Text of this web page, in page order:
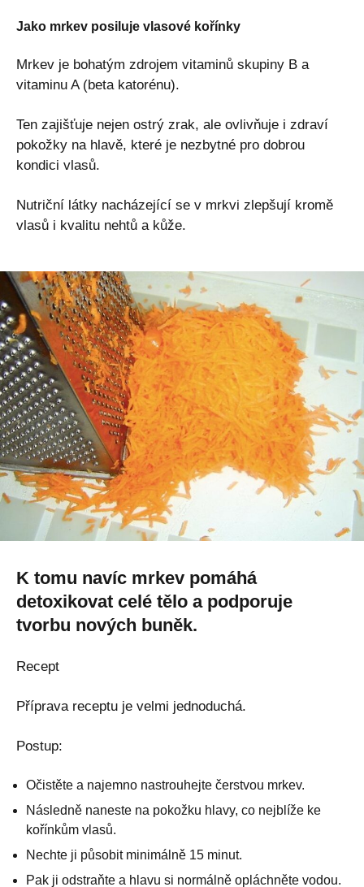
Jako mrkev posiluje vlasové kořínky
Mrkev je bohatým zdrojem vitaminů skupiny B a
vitaminu A (beta katorénu).
Ten zajišťuje nejen ostrý zrak, ale ovlivňuje i zdraví
pokožky na hlavě, které je nezbytné pro dobrou
kondici vlasů.
Nutriční látky nacházející se v mrkvi zlepšují kromě
vlasů i kvalitu nehtů a kůže.
K tomu navíc mrkev pomáhá
detoxikovat celé tělo a podporuje
tvorbu nových buněk.
Recept
Příprava receptu je velmi jednoduchá.
Postup:
Očistěte a najemno nastrouhejte čerstvou mrkev.
Následně naneste na pokožku hlavy, co nejblíže ke
kořínkům vlasů.
Nechte ji působit minimálně 15 minut.
Pak ji odstraňte a hlavu si normálně opláchněte vodou.